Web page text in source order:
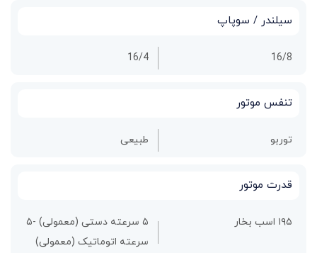
سیلندر / سوپاپ
16/8
16/4
تنفس موتور
توربو طبیعی
قدرت موتور
۱۹۵ اسب بخار
۵ سرعته دستی (معمولی) -۵
سرعته اتوماتیک (معمولی)